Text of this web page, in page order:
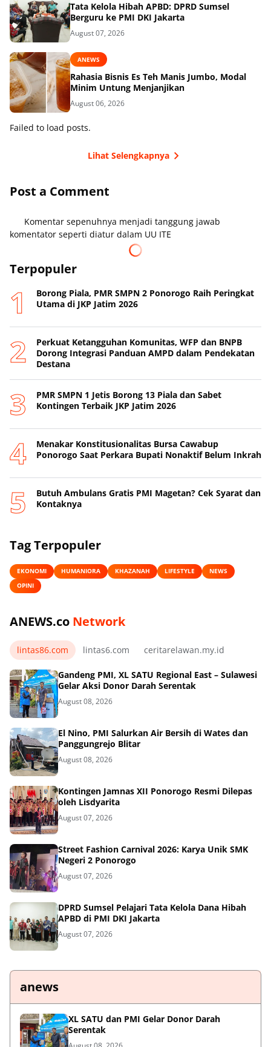
Tata Kelola Hibah APBD: DPRD Sumsel
Berguru ke PMI DKI Jakarta
August 07, 2026
ANEWS
Rahasia Bisnis Es Teh Manis Jumbo, Modal
Minim Untung Menjanjikan
August 06, 2026
Failed to load posts.
Lihat Selengkapnya
Post a Comment
Komentar sepenuhnya menjadi tanggung jawab
komentator seperti diatur dalam UU ITE
Terpopuler
Borong Piala, PMR SMPN 2 Ponorogo Raih Peringkat
Utama di JKP Jatim 2026
Perkuat Ketangguhan Komunitas, WFP dan BNPB
Dorong Integrasi Panduan AMPD dalam Pendekatan
Destana
PMR SMPN 1 Jetis Borong 13 Piala dan Sabet
Kontingen Terbaik JKP Jatim 2026
Menakar Konstitusionalitas Bursa Cawabup
Ponorogo Saat Perkara Bupati Nonaktif Belum Inkrah
Butuh Ambulans Gratis PMI Magetan? Cek Syarat dan
Kontaknya
Tag Terpopuler
EKONOMI HUMANIORA KHAZANAH LIFESTYLE
NEWS
OPINI
ANEWS.co Network
lintas86.com lintas6.com ceritarelawan.my.id
Gandeng PMI, XL SATU Regional East – Sulawesi
Gelar Aksi Donor Darah Serentak
August 08, 2026
El Nino, PMI Salurkan Air Bersih di Wates dan
Panggungrejo Blitar
August 08, 2026
Kontingen Jamnas XII Ponorogo Resmi Dilepas
oleh Lisdyarita
August 07, 2026
Street Fashion Carnival 2026: Karya Unik SMK
Negeri 2 Ponorogo
August 07, 2026
DPRD Sumsel Pelajari Tata Kelola Dana Hibah
APBD di PMI DKI Jakarta
August 07, 2026
anews
XL SATU dan PMI Gelar Donor Darah
Serentak